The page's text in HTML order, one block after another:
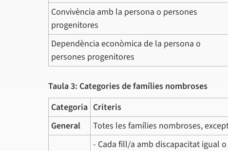
Convivència amb la persona o persones
progenitores
Dependència econòmica de la persona o
persones progenitores
Taula 3: Categories de famílies nombroses
Categoria Criteris
General
Totes les famílies nombroses,
- Cada fill/a amb discapacitat igual